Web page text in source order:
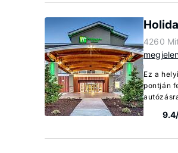
4260
Ez a
pontján